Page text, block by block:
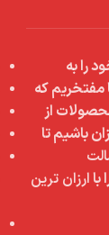
را به
مفتخریم که
از
باشیم تا
باارزان ترین